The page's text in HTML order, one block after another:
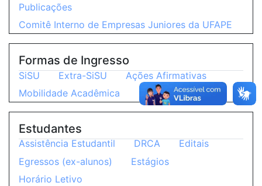
Publicações
Comitê Interno de Empresas Juniores da UFAPE
Formas de Ingresso
SiSU Extra-SiSU
Ações Afirmativas
Mobilidade Acadêmica
Estudantes
Assistência Estudantil DRCA
Editais
Egressos (ex-alunos)
Estágios
Horário Letivo